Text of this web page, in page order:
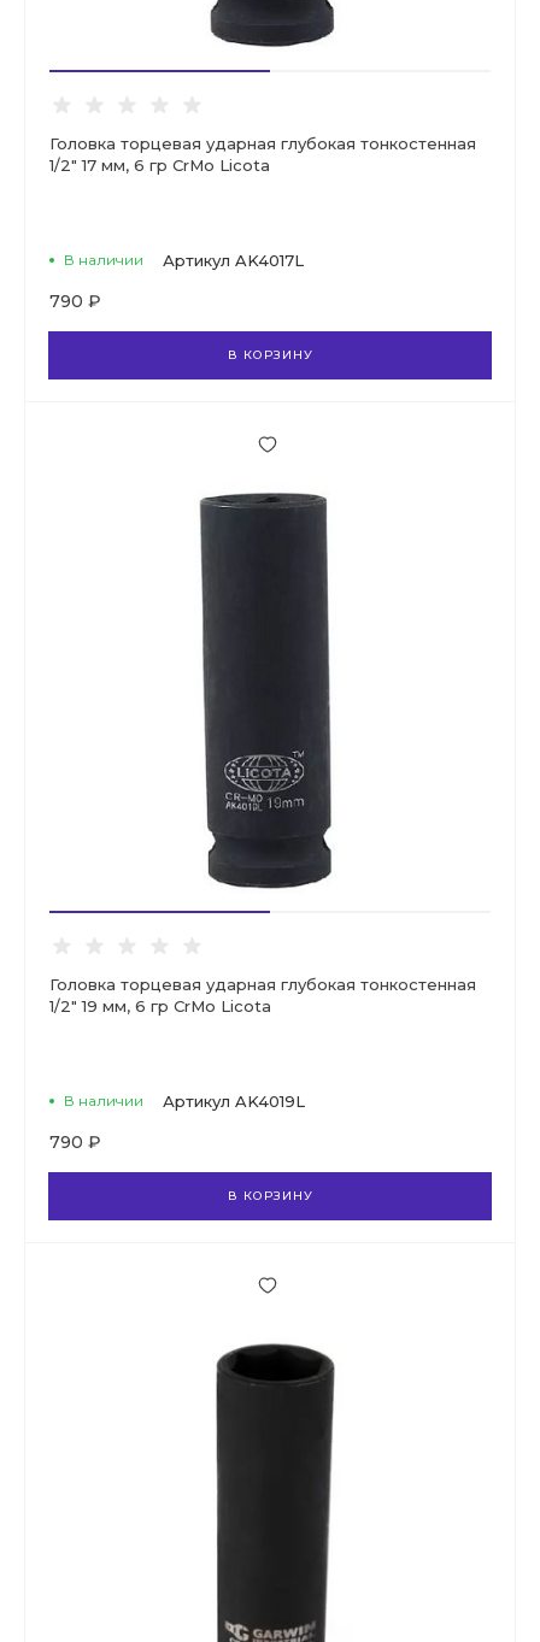
Головка торцевая ударная глубокая тонкостенная
1/2" 17 мм, 6 гр CrMo Licota
В наличии Артикул AK4017L
790 ₽
В КОРЗИНУ
Головка торцевая ударная глубокая тонкостенная
1/2" 19 мм, 6 гр CrMo Licota
В наличии Артикул AK4019L
790 ₽
В КОРЗИНУ